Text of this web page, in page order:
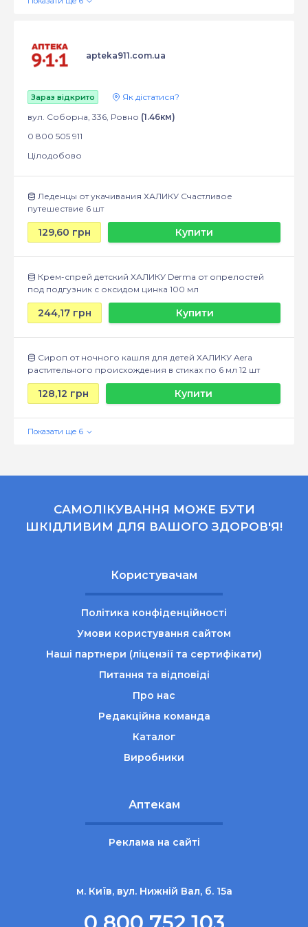
apteka911.com.ua
Зараз відкрито
Як дістатися?
вул. Соборна, 336, Ровно (1.46км)
0 800 505 911
Цілодобово
Леденцы от укачивания ХАЛИКУ Счастливое
путешествие 6 шт
129,60 грн Купити
Крем-спрей детский ХАЛИКУ Derma от опрелостей
под подгузник с оксидом цинка 100 мл
244,17 грн Купити
Сироп от ночного кашля для детей ХАЛИКУ Aera
растительного происхождения в стиках по 6 мл 12 шт
128,12 грн Купити
САМОЛІКУВАННЯ МОЖЕ БУТИ
ШКІДЛИВИМ ДЛЯ ВАШОГО ЗДОРОВ'Я!
Користувачам
Політика конфіденційності
Умови користування сайтом
Наші партнери (ліцензії та сертифікати)
Питання та відповіді
Про нас
Редакційна команда
Каталог
Виробники
Аптекам
Реклама на сайті
м. Київ, вул. Нижній Вал, б. 15а